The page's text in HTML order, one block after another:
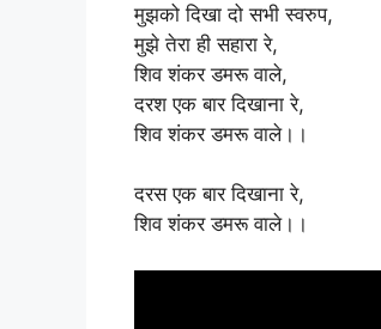
मुझको दिखा दो सभी स्वरुप,
मुझे तेरा ही सहारा रे,
शिव शंकर डमरू वाले,
दरश एक बार दिखाना रे,
शिव शंकर डमरू वाले।।
दरस एक बार दिखाना रे,
शिव शंकर डमरू वाले।।